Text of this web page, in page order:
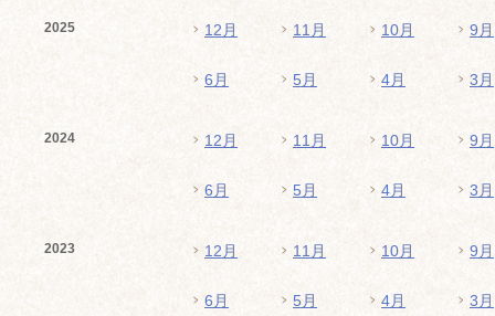
2025 12月 11月 10月 9月
6月 5月 4月 3月
2024 12月 11月 10月 9月
6月 5月 4月 3月
2023 12月 11月 10月 9月
6月 5月 4月 3月